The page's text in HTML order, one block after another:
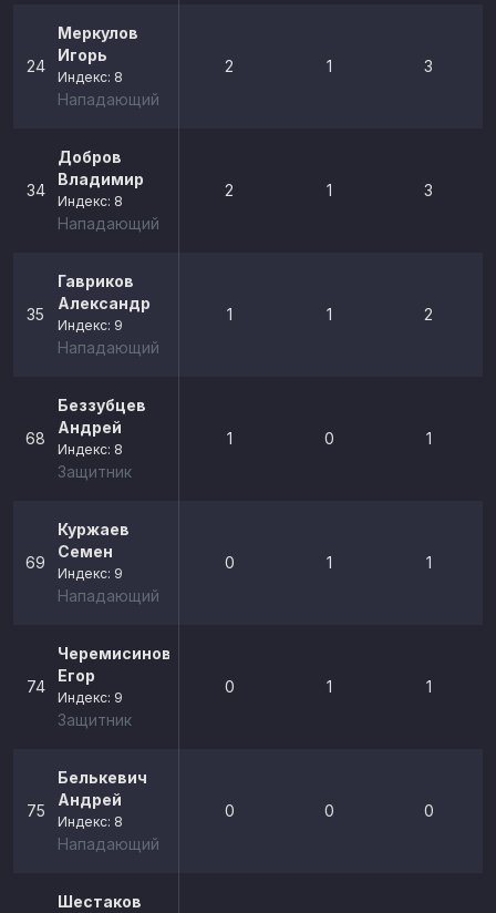
24
Меркулов
Игорь
Индекс: 8
Нападающий
2 1 3
34
Добров
Владимир
Индекс: 8
Нападающий
2 1 3
35
Гавриков
Александр
Индекс: 9
Нападающий
1 1 2
68
Беззубцев
Андрей
Индекс: 8
Защитник
1 0 1
69
Куржаев
Семен
Индекс: 9
Нападающий
0 1 1
74
Черемисинов
Егор
Индекс: 9
Защитник
0 1 1
75
Белькевич
Андрей
Индекс: 8
Нападающий
0 0 0
Шестаков